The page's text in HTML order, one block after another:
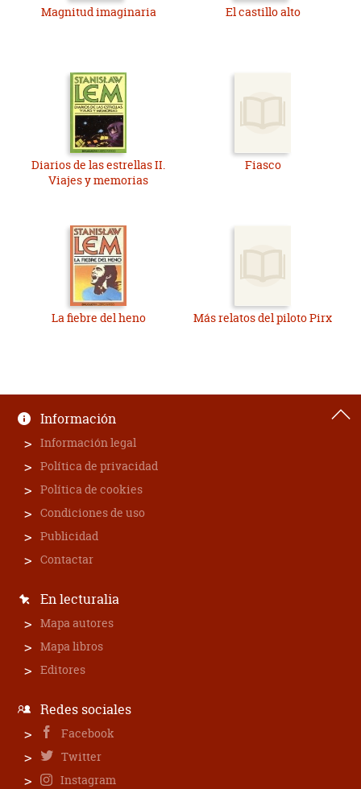
Magnitud imaginaria El castillo alto
Diarios de las estrellas II.
Viajes y memorias
Fiasco
La fiebre del heno Más relatos del piloto Pirx
Información
Información legal
Política de privacidad
Política de cookies
Condiciones de uso
Publicidad
Contactar
En lecturalia
Mapa autores
Mapa libros
Editores
Redes sociales
Facebook
Twitter
Instagram